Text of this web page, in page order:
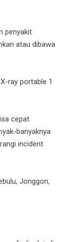
penyakit
atau dibawa
ray portable 1
cepat
banyaknya
incident
Jonggon,